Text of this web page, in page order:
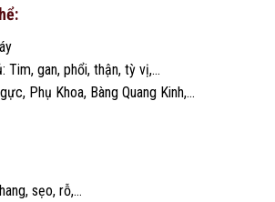
Tim, gan, phổi, thận, tỳ vị,…
Phụ Khoa, Bàng Quang Kinh,…
sẹo, rỗ,…